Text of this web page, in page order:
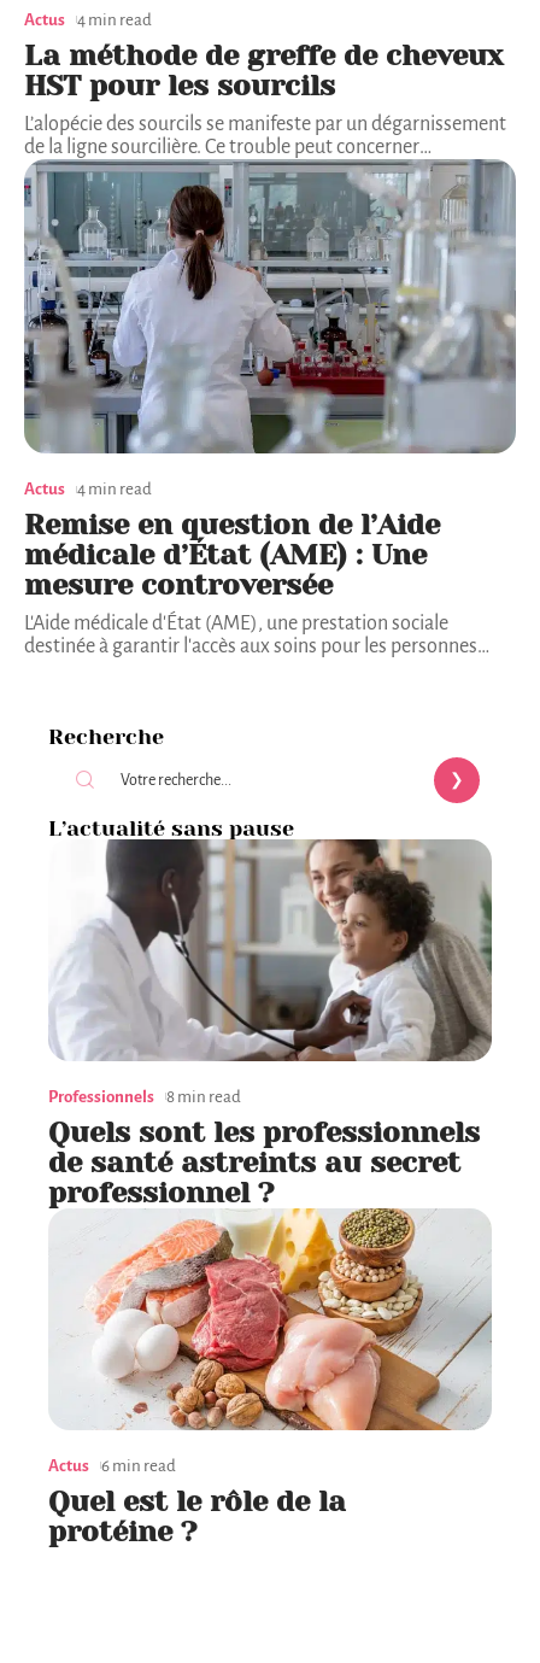
Actus 4 min read
La méthode de greffe de cheveux
HST pour les sourcils
L’alopécie des sourcils se manifeste par un dégarnissement
de la ligne sourcilière. Ce trouble peut concerner…
Actus 4 min read
Remise en question de l’Aide
médicale d’État (AME) : Une
mesure controversée
L'Aide médicale d'État (AME), une prestation sociale
destinée à garantir l'accès aux soins pour les personnes…
Recherche
L’actualité sans pause
Professionnels 8 min read
Quels sont les professionnels
de santé astreints au secret
professionnel ?
Actus 6 min read
Quel est le rôle de la
protéine ?